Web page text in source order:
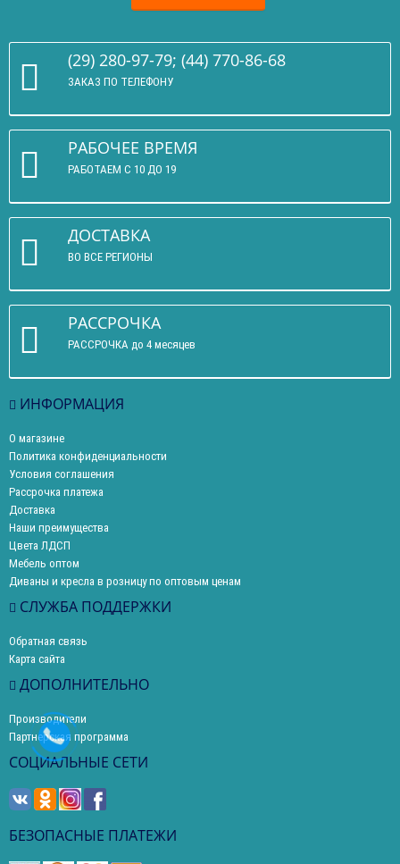
(29) 280-97-79; (44) 770-86-68
ЗАКАЗ ПО ТЕЛЕФОНУ
РАБОЧЕЕ ВРЕМЯ
РАБОТАЕМ С 10 ДО 19
ДОСТАВКА
ВО ВСЕ РЕГИОНЫ
РАССРОЧКА
РАССРОЧКА до 4 месяцев
ИНФОРМАЦИЯ
О магазине
Политика конфиденциальности
Условия соглашения
Рассрочка платежа
Доставка
Наши преимущества
Цвета ЛДСП
Мебель оптом
Диваны и кресла в розницу по оптовым ценам
СЛУЖБА ПОДДЕРЖКИ
Обратная связь
Карта сайта
ДОПОЛНИТЕЛЬНО
Производители
Партнерская программа
СОЦИАЛЬНЫЕ СЕТИ
БЕЗОПАСНЫЕ ПЛАТЕЖИ